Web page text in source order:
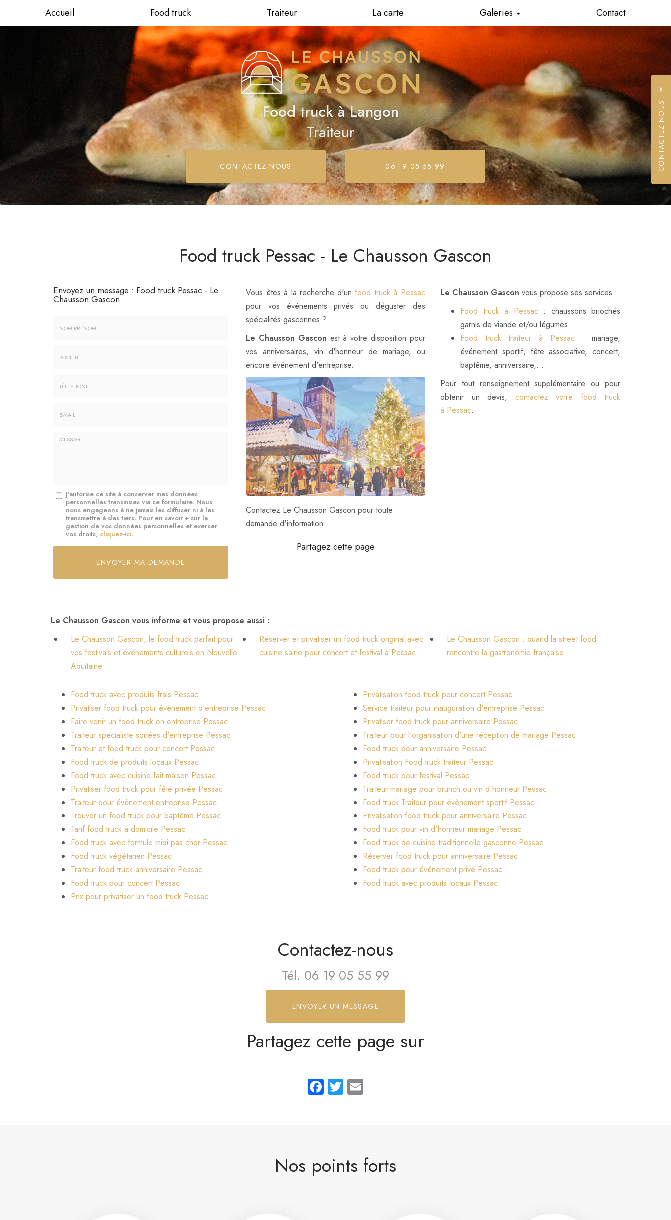
Accueil Food truck Traiteur La carte Galeries
Traiteur
Contact
Food truckà Langon
Traiteur
CONTACTEZ-NOUS 06 19 05 55 99
Food truck Pessac - Le Chausson Gascon
Envoyez un message : Food truck Pessac - Le
Chausson Gascon
MessageJ'autorise ce site à conserver mes données
personnelles transmises via ce formulaire. Nous
nous engageons à ne jamais les diffuser ni à les
transmettre à des tiers. Pour en savoir + sur la
gestion de vos données personnelles et exercer
vos droits, cliquez-ici.
Acceptation
ENVOYER MA DEMANDE
Vous êtes à la recherche d'un food truck à Pessac
pour vos événements privés ou déguster des
spécialités gasconnes ?
Le Chausson Gascon est à votre disposition pour
vos anniversaires, vin d'honneur de mariage, ou
encore événement d'entreprise.
Contactez Le Chausson Gascon pour toute
demande d'information
Le Chausson Gascon vous propose ses services :
Food truck à Pessac: chaussons briochés
garnis de viande et/ou légumes
Food truck traiteur à Pessac: mariage,
événement sportif, fête associative, concert,
baptême, anniversaire,...
Pour tout renseignement supplémentaire ou pour
obtenir un devis, contactez votre food truck
à Pessac.
Le Chausson Gascon vous informe et vous propose aussi :
Le Chausson Gascon, le food truck parfait pour
vos festivals et événements culturels en Nouvelle-
Aquitaine
Réserver et privatiser un food truck original avec
cuisine saine pour concert et festival à Pessac
Le Chausson Gascon : quand la street food
rencontre la gastronomie française
Food truck avec produits frais Pessac
Privatiser food truck pour évènement d'entreprise Pessac
Faire venir un food truck en entreprise Pessac
Traiteur spécialiste soirées d'entreprise Pessac
Traiteur et food truck pour concert Pessac
Food truck de produits locaux Pessac
Food truck avec cuisine fait maison Pessac
Privatiser food truck pour fête privée Pessac
Traiteur pour évènement entreprise Pessac
Trouver un food truck pour baptême Pessac
Tarif food truck à domicile Pessac
Food truck avec formule midi pas cher Pessac
Food truck végétarien Pessac
Traiteur food truck anniversaire Pessac
Food truck pour concert Pessac
Prix pour privatiser un food truck Pessac
Privatisation food truck pour concert Pessac
Service traiteur pour inauguration d'entreprise Pessac
Privatiser food truck pour anniversaire Pessac
Traiteur pour l'organisation d'une réception de mariage Pessac
Food truck pour anniversaire Pessac
Privatisation Food truck traiteur Pessac
Food truck pour festival Pessac
Traiteur mariage pour brunch ou vin d'honneur Pessac
Food truck Traiteur pour évènement sportif Pessac
Privatisation food truck pour anniversaire Pessac
Food truck pour vin d'honneur mariage Pessac
Food truck de cuisine traditionnelle gasconne Pessac
Réserver food truck pour anniversaire Pessac
Food truck pour événement privé Pessac
Food truck avec produits locaux Pessac
Contactez-nous
Tél. 06 19 05 55 99
ENVOYER UN MESSAGE
Partagez cette page sur
Facebook
Twitter
Nos points forts
CONTACTEZ-NOUS
06